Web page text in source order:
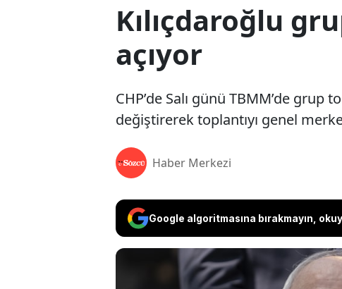
Kılıçdaroğlu
açıyor
CHP’de Salı günü TBMM’de
değiştirerek toplantıyı genel
Haber Merkezi
Google algoritmasına bırakmayın,